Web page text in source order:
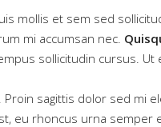
mollis et sem sed
mi accumsan nec.
sollicitudin cursus. Ut
sagittis dolor sed mi
eu rhoncus urna semper